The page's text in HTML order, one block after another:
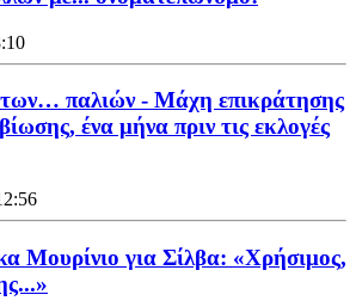
παλιών - Μάχη επικράτησης
ένα μήνα πριν τις εκλογές
Μουρίνιο για Σίλβα: «Χρήσιμος,